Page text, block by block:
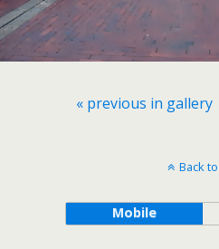
« previous in gallery
Back
Mobile